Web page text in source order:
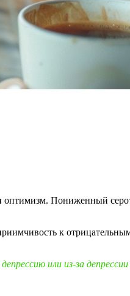
Пониженный
к
или из-за